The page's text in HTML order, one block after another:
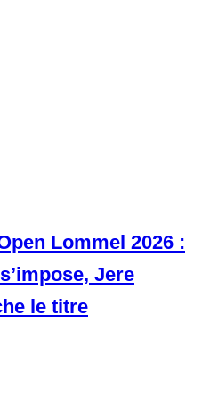
Lommel 2026 :
Jere
le titre